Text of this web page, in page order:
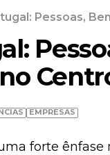
Pessoas,
EMPRESAS
forte